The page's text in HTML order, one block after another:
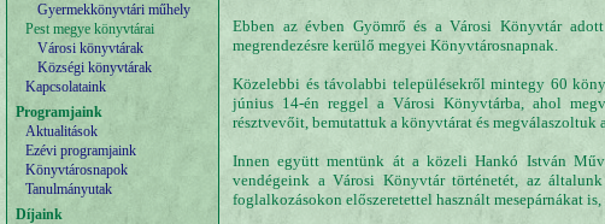
Gyermekkönyvtári műhely
Pest megye könyvtárai
Városi könyvtárak
Községi könyvtárak
Kapcsolataink
Programjaink
Aktualitások
Ezévi programjaink
Könyvtárosnapok
Tanulmányutak
Díjaink
Ebben az évben Gyömrő és a Városi Könyvtár
megrendezésre kerülő megyei Könyvtárosnapnak.
Közelebbi és távolabbi településekről mintegy 60
június 14-én reggel a Városi Könyvtárba, ahol
résztvevőit, bemutattuk a könyvtárat és megválaszoltuk
Innen együtt mentünk át a közeli Hankó István
vendégeink a Városi Könyvtár történetét, az
foglalkozásokon előszeretettel használt mesepárnákat